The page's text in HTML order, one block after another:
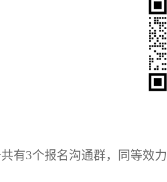
有3个报名沟通群，同等效力